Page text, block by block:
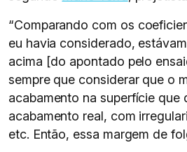
“Comparando com os
eu havia considerado,
acima [do apontado pelo
sempre que considerar que o
acabamento na superfície que
acabamento real, com
etc. Então, essa margem de